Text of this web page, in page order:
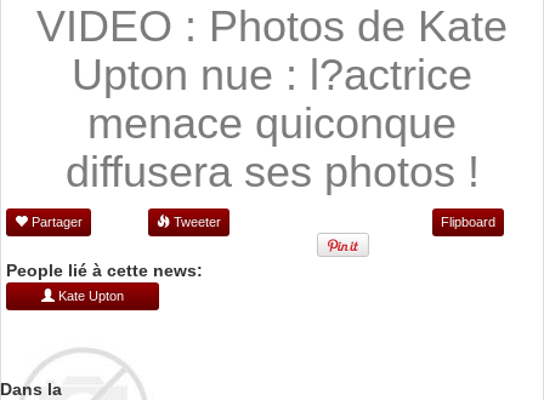
VIDEO : Photos de Kate
Upton nue : l?actrice
menace quiconque
diffusera ses photos !
Partager Tweeter Flipboard
People lié à cette news:
Kate Upton
Dans la